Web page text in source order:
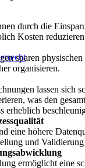
durch die
Kosten
sparen
organisieren.
lassen sich
was den
erheblich
eine höhere
und
ermöglicht eine